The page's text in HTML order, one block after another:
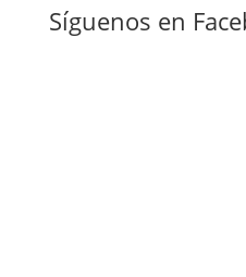
Síguenos en